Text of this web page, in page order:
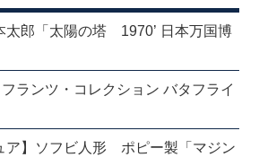
太郎「太陽の塔 1970’ 日本万国博
フランツ・コレクション バタフライ
ア】ソフビ人形 ポピー製「マジン